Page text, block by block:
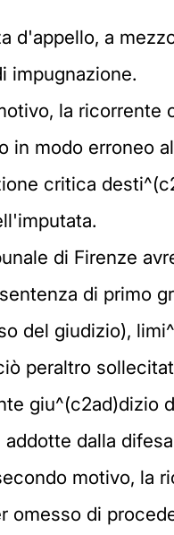
d'appello, a
impugnazione.
la
in modo erroneo
critica
di Firenze
di primo
del giudizio),
peraltro
giu^(c2ad)dizio
dalla
motivo, la
omesso di